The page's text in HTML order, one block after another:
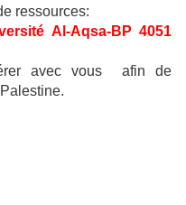
ressources:
Al-Aqsa-BP 4051
avec vous afin de